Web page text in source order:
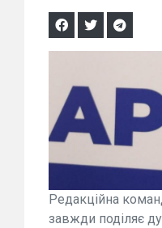
Редакційна
завжди поділяє